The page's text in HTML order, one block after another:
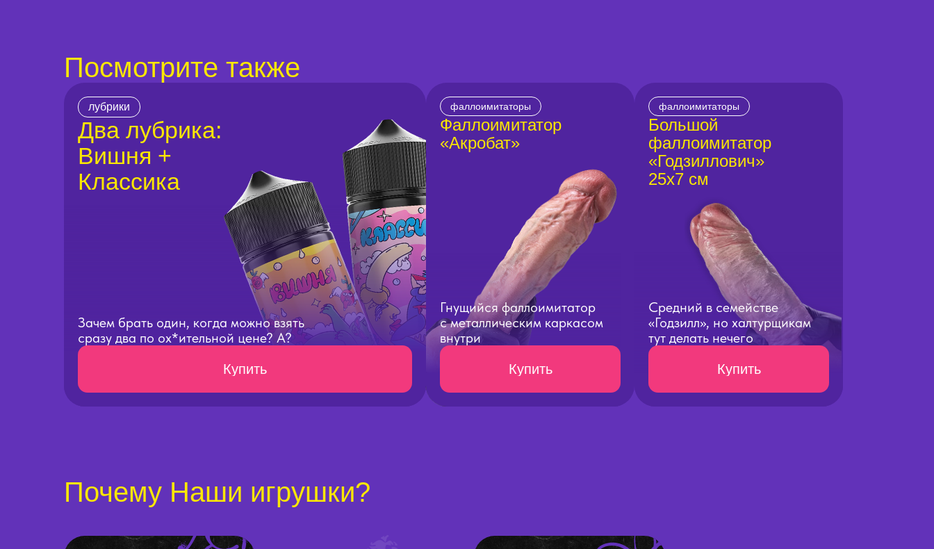
Посмотрите также
лубрики
Два лубрика:
Вишня +
Классика
Зачем брать один, когда можно взять
сразу два по ох*ительной цене? А?
Купить
фаллоимитаторы
Фаллоимитатор
«Акробат»
Гнущийся фаллоимитатор
с металлическим каркасом
внутри
Купить
фаллоимитаторы
Большой
фаллоимитатор
«Годзиллович»
25х7 см
Средний в семействе
«Годзилл», но халтурщикам
тут делать нечего
Купить
Почему Наши игрушки?